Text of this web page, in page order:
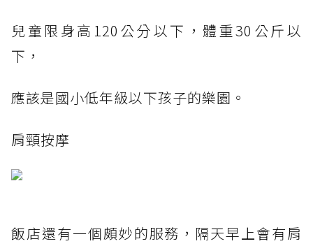
兒童限身高120公分以下，體重30公斤以
下，
應該是國小低年級以下孩子的樂園。
肩頸按摩
飯店還有一個頗妙的服務，隔天早上會有肩